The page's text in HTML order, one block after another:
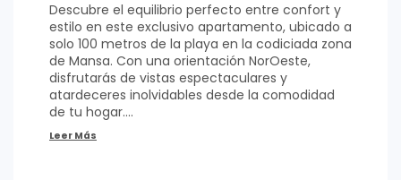
Descubre el equilibrio perfecto entre confort y
estilo en este exclusivo apartamento, ubicado a
solo 100 metros de la playa en la codiciada zona
de Mansa. Con una orientación NorOeste,
disfrutarás de vistas espectaculares y
atardeceres inolvidables desde la comodidad
de tu hogar.
Este luminoso apartamento cuenta con 2